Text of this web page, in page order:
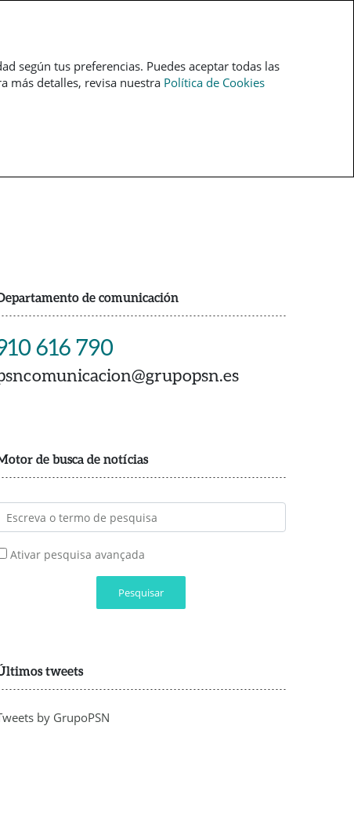
de comunicación
616 790
de busca de notícias
Ativar pesquisa avançada
Pesquisar
tweets
by GrupoPSN
según tus preferencias. Puedes aceptar todas las
más detalles, revisa nuestra Política de Cookies